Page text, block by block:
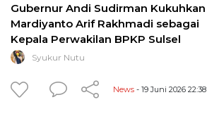
Gubernur Andi Sudirman Kukuhkan
Mardiyanto Arif Rakhmadi sebagai
Kepala Perwakilan BPKP Sulsel
Syukur Nutu
News - 19 Juni 2026 22:38